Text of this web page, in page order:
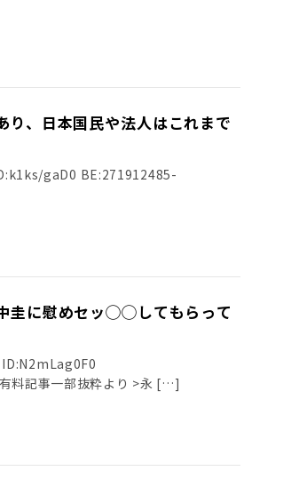
り、日本国民や法人はこれまで
gaD0 BE:271912485-
圭に慰めセッ◯◯してもらって
記事一部抜粋より >永 […]